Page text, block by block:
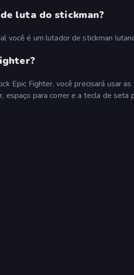
luta do stickman?
você é um lutador de stickman
Epic Fighter, você precisará usar
espaço para correr e a tecla de seta